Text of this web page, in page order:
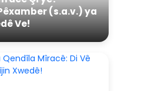
(s.a.v.) ya
Ve!